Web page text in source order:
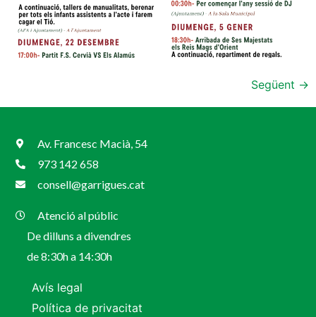
Següent →
Av. Francesc Macià, 54
973 142 658
consell@garrigues.cat
Atenció al públic
De dilluns a divendres
de 8:30h a 14:30h
Avís legal
Política de privacitat